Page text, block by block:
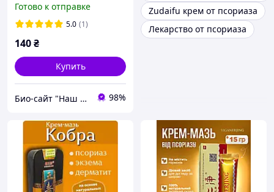
Готово к отправке
5.0 (1)
140₴
Купить
Био-сайт "Наш Восток" 98%
Zudaifu крем от псориаза
Лекарство от псориаза